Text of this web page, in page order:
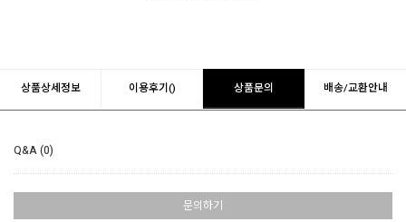
상품상세정보 이용후기() 상품문의 배송/교환안내
Q&A (0)
문의하기